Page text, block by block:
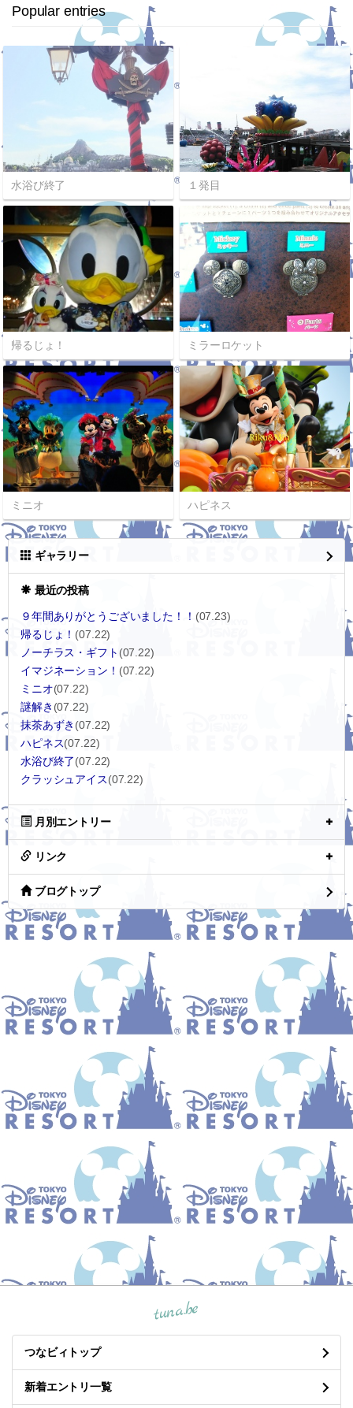
Popular entries
水浴び終了 １発目
帰るじょ！ ミラーロケット
ミニオ ハピネス
ギャラリー
最近の投稿
９年間ありがとうございました！！ (07.23)
帰るじょ！ (07.22)
ノーチラス・ギフト (07.22)
イマジネーション！ (07.22)
ミニオ(07.22)
謎解き (07.22)
抹茶あずき (07.22)
ハピネス(07.22)
水浴び終了(07.22)
クラッシュアイス(07.22)
月別エントリー
リンク
ブログトップ
tuna.be
つなビィトップ
新着エントリ一覧